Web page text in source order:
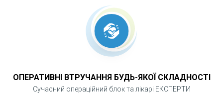
ОПЕРАТИВНІ ВТРУЧАННЯ БУДЬ-ЯКОЇ СКЛАДНОСТІ
Сучасний операційний блок та лікарі ЕКСПЕРТИ